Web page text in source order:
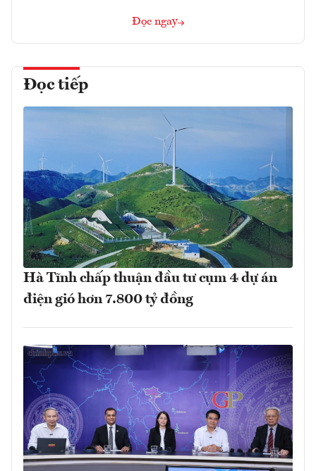
Đọc ngay
Đọc tiếp
Hà Tĩnh chấp thuận đầu tư cụm 4 dự án
điện gió hơn 7.800 tỷ đồng